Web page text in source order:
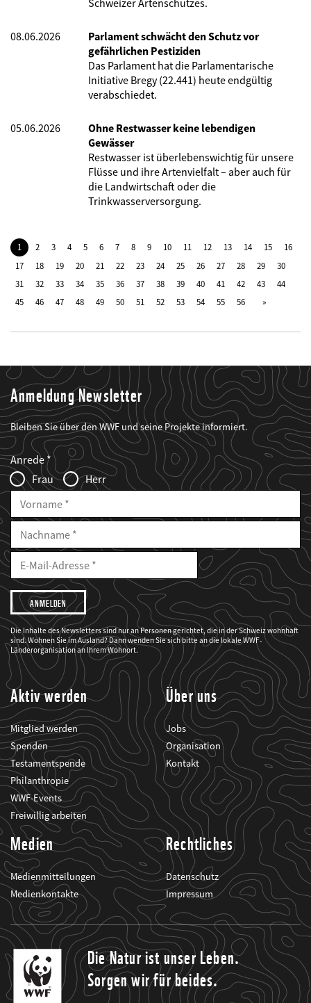
Schweizer Artenschutzes.
08.06.2026
Parlament schwächt den Schutz vor
gefährlichen Pestiziden
Das Parlament hat die Parlamentarische
Initiative Bregy (22.441) heute endgültig
verabschiedet.
05.06.2026
Ohne Restwasser keine lebendigen
Gewässer
Restwasser ist überlebenswichtig für unsere
Flüsse und ihre Artenvielfalt – aber auch für
die Landwirtschaft oder die
Trinkwasserversorgung.
1 2 3 4 5 6 7 8 9 10 11 12 13 14 15
16
17
18 19 20 21 22 23 24 25 26 27 28 29
30
31
32 33 34 35 36 37 38 39 40 41 42 43
44
45
46 47 48 49 50 51 52 53 54 55 56
Anmeldung Newsletter
Bleiben Sie über den WWF und seine Projekte informiert.
Web2Case
Infofelder
Fieldset
anrede_name
Anrede
Frau
Herr
Vorname
Nachname
E-
Mailadresse
E-
Adresse
Ich
möchte,
dass
der
WWF
mich
über
seine
Projekte
informiert.
Die Inhalte des Newsletters sind nur an Personen gerichtet, die in der Schweiz wohnhaft
sind. Wohnen Sie im Ausland? Dann wenden Sie sich bitte an die lokale WWF-
Länderorganisation an Ihrem Wohnort.
Aktiv werden
Mitglied werden
Spenden
Testamentspende
Philanthropie
WWF-Events
Freiwillig arbeiten
Über uns
Jobs
Organisation
Kontakt
Medien
Medienmitteilungen
Medienkontakte
Rechtliches
Datenschutz
Impressum
Die Natur ist unser Leben.
Sorgen wir für beides.